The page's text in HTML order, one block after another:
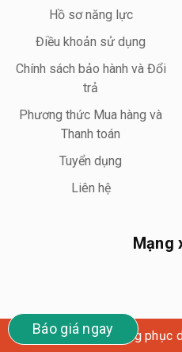
Báo giá ngay
Hồ sơ năng lực
Điều khoản sử dụng
Chính sách bảo hành và Đổi
trả
Phương thức Mua hàng và
Thanh toán
Tuyển dụng
Liên hệ
Mạng
Wego Uniform – Đồng phục